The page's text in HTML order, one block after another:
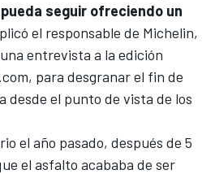
seguir ofreciendo un
el responsable de Michelin,
entrevista a la edición
, para desgranar el fin de
desde el punto de vista de los
el año pasado, después de 5
el asfalto acababa de ser